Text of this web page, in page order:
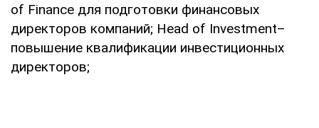
of Finance для подготовки финансовых
директоров компаний; Head of Investment–
повышение квалификации инвестиционных
директоров;